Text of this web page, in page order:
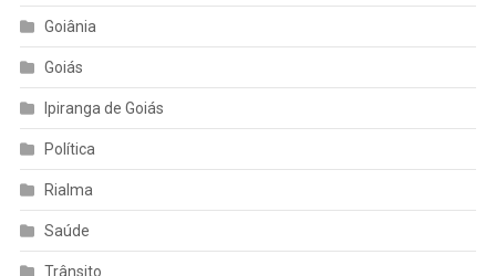
Goiânia
Goiás
Ipiranga de Goiás
Política
Rialma
Saúde
Trânsito